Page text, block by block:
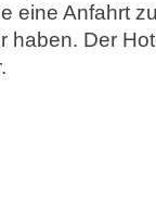
eine Anfahrt
haben. Der